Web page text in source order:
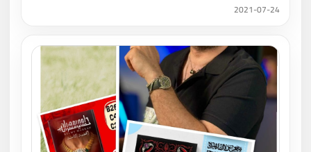
2021-07-24